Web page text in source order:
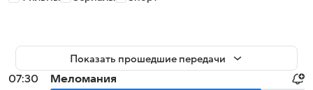
Показать прошедшие передачи
07:30
Меломания